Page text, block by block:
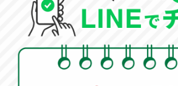
担当教師へのご感想をお聞かせください。